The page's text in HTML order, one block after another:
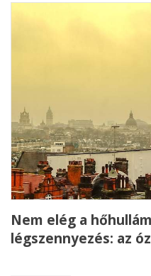
Nem elég a
légszennyezés: az